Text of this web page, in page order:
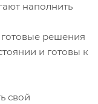
наполнить
решения
и готовы к
свой